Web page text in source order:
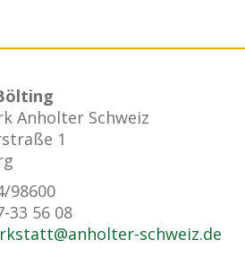
Anholter Schweiz
1
98600
33 56 08
schweiz.de